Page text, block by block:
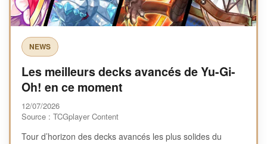
NEWS
Les meilleurs decks avancés de Yu-Gi-
Oh! en ce moment
12/07/2026
Source : TCGplayer Content
Tour d’horizon des decks avancés les plus solides du